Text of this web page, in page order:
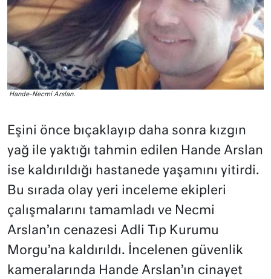
Hande-Necmi Arslan.
Eşini önce bıçaklayıp daha sonra kızgın
yağ ile yaktığı tahmin edilen Hande Arslan
ise kaldırıldığı hastanede yaşamını yitirdi.
Bu sırada olay yeri inceleme ekipleri
çalışmalarını tamamladı ve Necmi
Arslan’ın cenazesi Adli Tıp Kurumu
Morgu’na kaldırıldı. İncelenen güvenlik
kameralarında Hande Arslan’ın cinayet